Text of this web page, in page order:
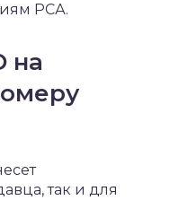
РСА.
на
так и для